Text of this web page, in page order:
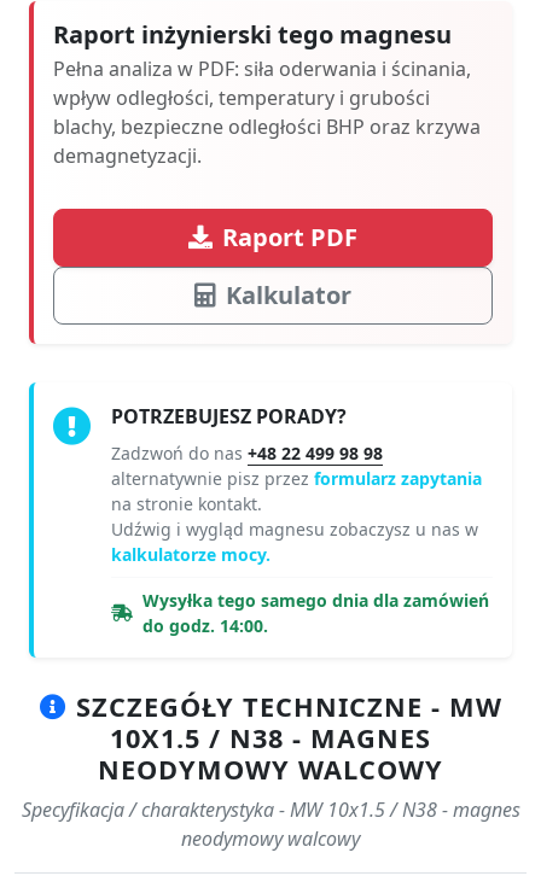
Raport inżynierski tego magnesu
Pełna analiza w PDF: siła oderwania i ścinania,
wpływ odległości, temperatury i grubości
blachy, bezpieczne odległości BHP oraz krzywa
demagnetyzacji.
Raport PDF
Kalkulator
POTRZEBUJESZ PORADY?
Zadzwoń do nas +48 22 499 98 98
alternatywnie pisz przez formularz zapytania
na stronie kontakt.
Udźwig i wygląd magnesu zobaczysz u nas w
kalkulatorze mocy.
Wysyłka tego samego dnia dla zamówień
do godz. 14:00.
SZCZEGÓŁY TECHNICZNE - MW
10X1.5 / N38 - MAGNES
NEODYMOWY WALCOWY
Specyfikacja / charakterystyka - MW 10x1.5 / N38 - magnes
neodymowy walcowy